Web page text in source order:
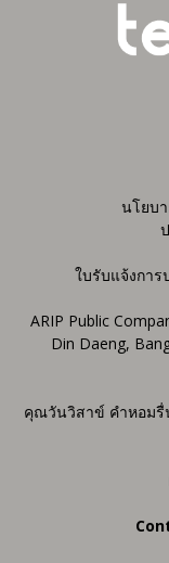
นโยบ
ใบรับแจ้งกา
ARIP Public
Din Daeng,
คุณวันวิสาข์ คำหอมรื่